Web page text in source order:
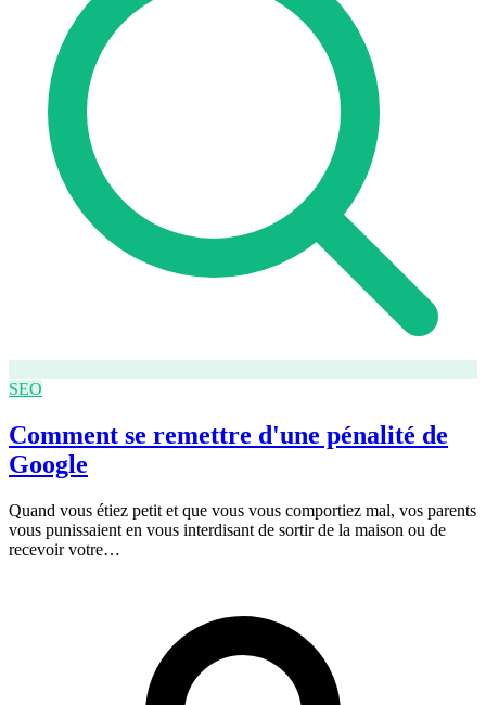
SEO
Comment se remettre d'une pénalité de
Google
Quand vous étiez petit et que vous vous comportiez mal, vos parents
vous punissaient en vous interdisant de sortir de la maison ou de
recevoir votre…